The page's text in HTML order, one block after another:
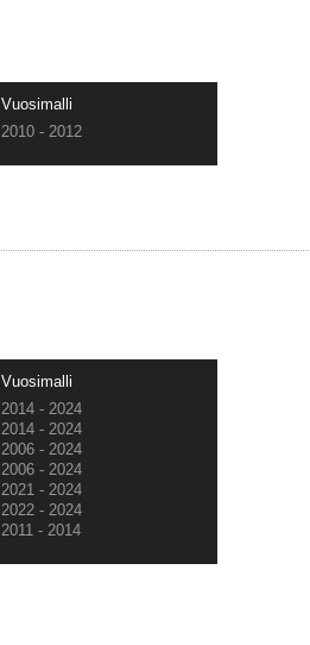
Vuosimalli
2010 - 2012
Vuosimalli
2014 - 2024
2014 - 2024
2006 - 2024
2006 - 2024
2021 - 2024
2022 - 2024
2011 - 2014